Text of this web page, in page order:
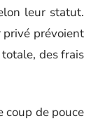
leur statut.
privé prévoient
des frais
coup de pouce